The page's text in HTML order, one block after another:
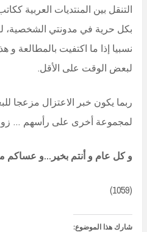
التنقل بين المنتديات العربية
بكل حرية في مدونتي الشخصية،
نسبيا إذا ما اكتفيت بالمطالعة و
لبعض الوقت على الأقل.
ربما يكون خبر الاعتزال مزعجا
لمجموعة أخرى على رأسهم …
و كل عام و أنتم بخير…و عساكم
(1059)
شارك هذا الموضوع: